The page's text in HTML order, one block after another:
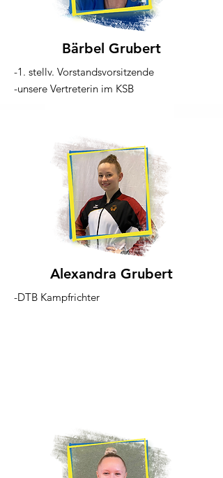
Bärbel Grubert
-1. stellv. Vorstandsvorsitzende
-unsere Vertreterin im KSB
Alexandra Grubert
-DTB Kampfrichter